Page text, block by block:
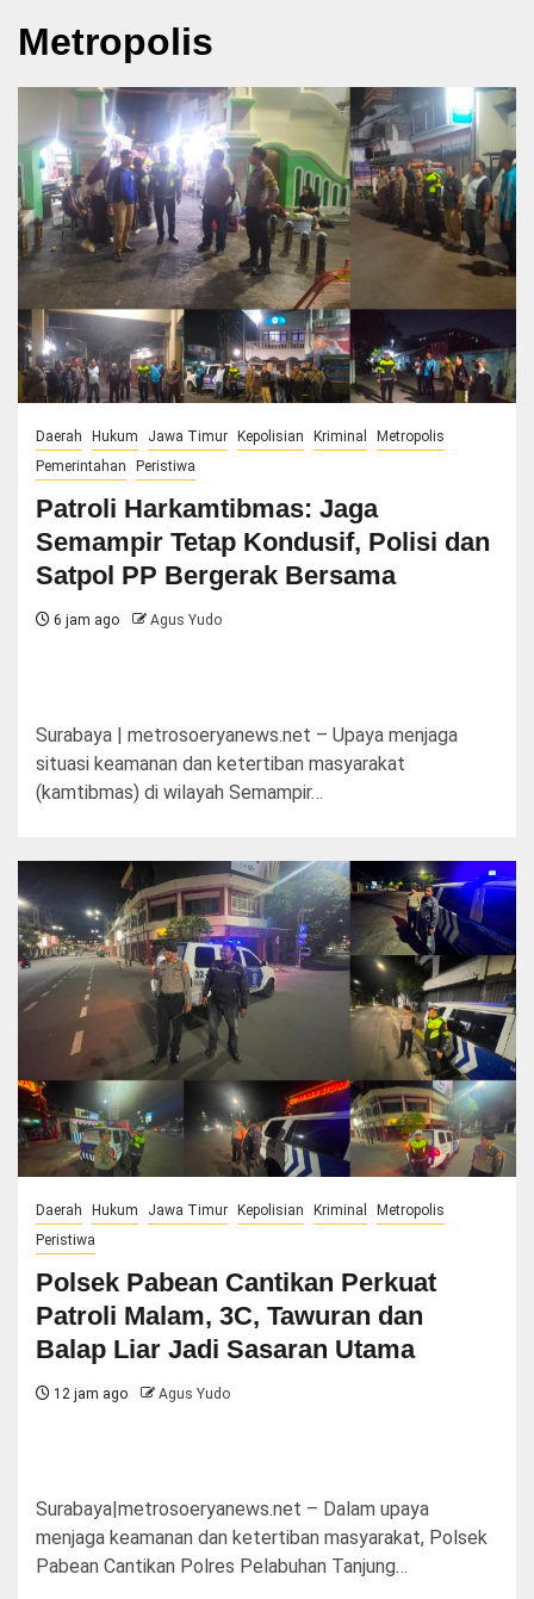
Metropolis
Daerah Hukum Jawa Timur Kepolisian Kriminal
Metropolis
Pemerintahan
Peristiwa
Patroli Harkamtibmas: Jaga
Semampir Tetap Kondusif, Polisi dan
Satpol PP Bergerak Bersama
6 jam ago Agus Yudo
Surabaya | metrosoeryanews.net – Upaya menjaga
situasi keamanan dan ketertiban masyarakat
(kamtibmas) di wilayah Semampir…
Daerah Hukum Jawa Timur Kepolisian Kriminal
Metropolis
Peristiwa
Polsek Pabean Cantikan Perkuat
Patroli Malam, 3C, Tawuran dan
Balap Liar Jadi Sasaran Utama
12 jam ago Agus Yudo
Surabaya|metrosoeryanews.net – Dalam upaya
menjaga keamanan dan ketertiban masyarakat, Polsek
Pabean Cantikan Polres Pelabuhan Tanjung…